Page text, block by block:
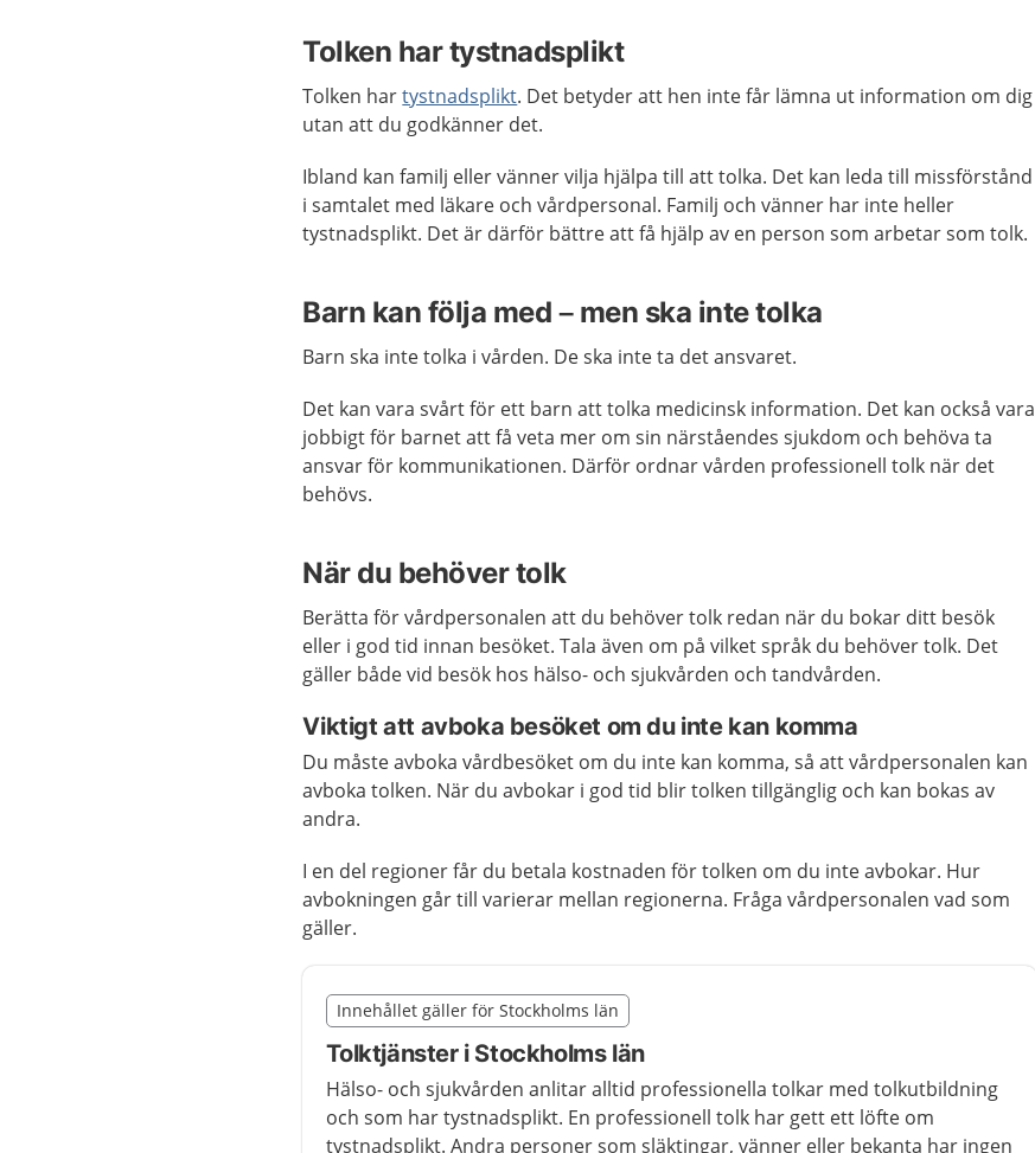
Tolken har tystnadsplikt
Tolken hartystnadsplikt. Det betyder att hen inte får lämna ut information om dig
utan att du godkänner det.
Ibland kan familj eller vänner vilja hjälpa till att tolka. Det kan leda till missförstånd
i samtalet med läkare och vårdpersonal. Familj och vänner har inte heller
tystnadsplikt. Det är därför bättre att få hjälp av en person som arbetar som tolk.
Barn kan följa med – men ska inte tolka
Barn ska inte tolka i vården. De ska inte ta det ansvaret.
Det kan vara svårt för ett barn att tolka medicinsk information. Det kan också vara
jobbigt för barnet att få veta mer om sin närståendes sjukdom och behöva ta
ansvar för kommunikationen. Därför ordnar vården professionell tolk när det
behövs.
När du behöver tolk
Berätta för vårdpersonalen att du behöver tolk redan när du bokar ditt besök
eller i god tid innan besöket. Tala även om på vilket språk du behöver tolk. Det
gäller både vid besök hos hälso- och sjukvården och tandvården.
Viktigt att avboka besöket om du inte kan komma
Du måste avboka vårdbesöket om du inte kan komma, så att vårdpersonalen kan
avboka tolken. När du avbokar i god tid blir tolken tillgänglig och kan bokas av
andra.
I en del regioner får du betala kostnaden för tolken om du inte avbokar. Hur
avbokningen går till varierar mellan regionerna. Fråga vårdpersonalen vad som
gäller.
Nedan innehåll gäller region Stockholms län
Innehållet gäller för Stockholms län
Tolktjänster i Stockholms län
Hälso- och sjukvården anlitar alltid professionella tolkar med tolkutbildning
och som har tystnadsplikt. En professionell tolk har gett ett löfte om
tystnadsplikt. Andra personer som släktingar, vänner eller bekanta har ingen
Slut på det regionala tillägget från region Stockholms län